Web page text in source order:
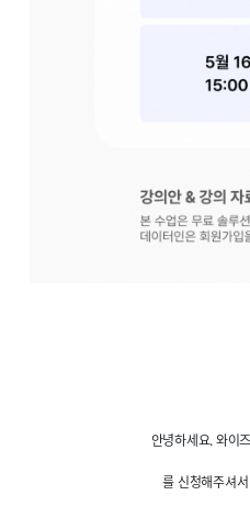
안녕하세요. 와이
를 신청해주셔